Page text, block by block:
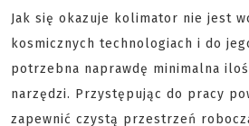
Jak się okazuje kolimator nie jest
kosmicznych technologiach i do
potrzebna naprawdę minimalna
narzędzi. Przystępując do pracy
zapewnić czystą przestrzeń